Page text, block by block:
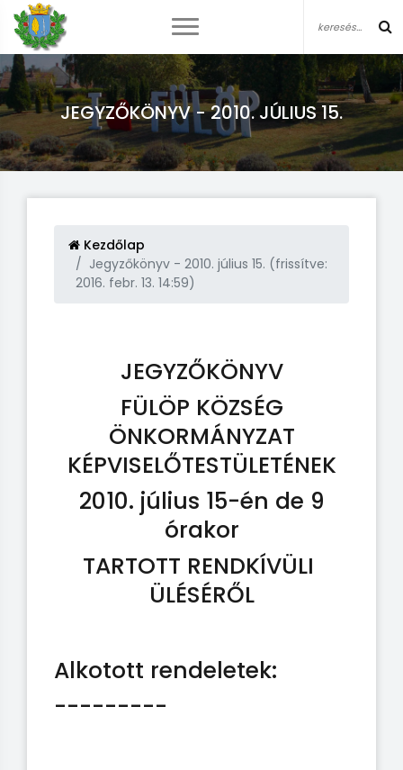
JEGYZŐKÖNYV - 2010. JÚLIUS 15.
Kezdőlap
Jegyzőkönyv - 2010. július 15. (frissítve:
2016. febr. 13. 14:59)
JEGYZŐKÖNYV
FÜLÖP KÖZSÉG
ÖNKORMÁNYZAT
KÉPVISELŐTESTÜLETÉNEK
2010. július 15-én de 9
órakor
TARTOTT RENDKÍVÜLI
ÜLÉSÉRŐL
Alkotott rendeletek:
---------